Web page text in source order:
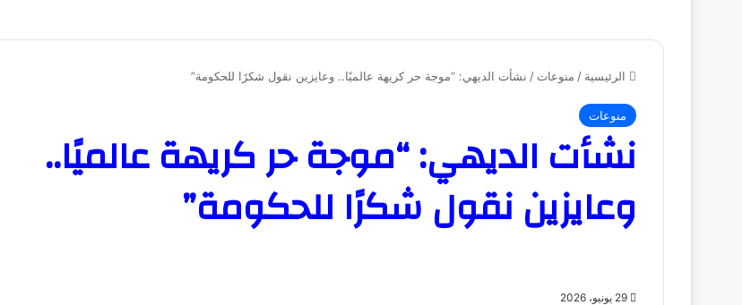
الرئيسية / منوعات / نشأت الديهي: “موجة حر كريهة عالميًا.. وعايزين نقول شكرًا للحكومة”
منوعات
نشأت الديهي: “موجة حر كريهة عالميًا..
وعايزين نقول شكرًا للحكومة”
29 يونيو، 2026